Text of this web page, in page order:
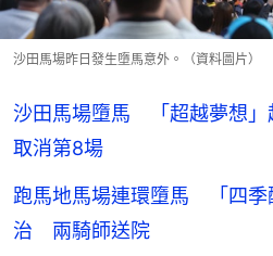
沙田馬場昨日發生墮馬意外。（資料圖片）
沙田馬場墮馬 「超越夢想
取消第8場
跑馬地馬場連環墮馬 「四季
治 兩騎師送院